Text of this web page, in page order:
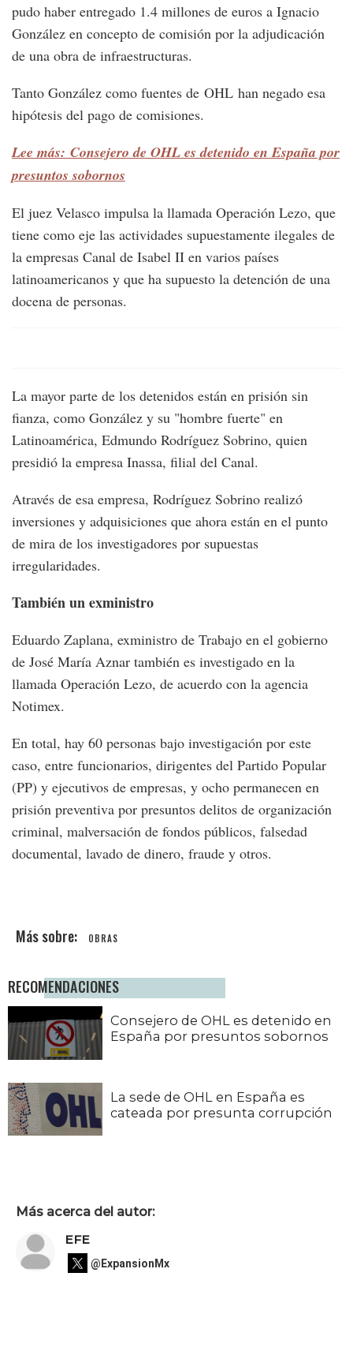
pudo haber entregado 1.4 millones de euros a Ignacio
González en concepto de comisión por la adjudicación
de una obra de infraestructuras.
Tanto González como fuentes de OHL han negado esa
hipótesis del pago de comisiones.
Lee más: Consejero de OHL es detenido en España por
presuntos sobornos
El juez Velasco impulsa la llamada Operación Lezo, que
tiene como eje las actividades supuestamente ilegales de
la empresas Canal de Isabel II en varios países
latinoamericanos y que ha supuesto la detención de una
docena de personas.
La mayor parte de los detenidos están en prisión sin
fianza, como González y su "hombre fuerte" en
Latinoamérica, Edmundo Rodríguez Sobrino, quien
presidió la empresa Inassa, filial del Canal.
Através de esa empresa, Rodríguez Sobrino realizó
inversiones y adquisiciones que ahora están en el punto
de mira de los investigadores por supuestas
irregularidades.
También un exministro
Eduardo Zaplana, exministro de Trabajo en el gobierno
de José María Aznar también es investigado en la
llamada Operación Lezo, de acuerdo con la agencia
Notimex.
En total, hay 60 personas bajo investigación por este
caso, entre funcionarios, dirigentes del Partido Popular
(PP) y ejecutivos de empresas, y ocho permanecen en
prisión preventiva por presuntos delitos de organización
criminal, malversación de fondos públicos, falsedad
documental, lavado de dinero, fraude y otros.
OBRAS
RECOMENDACIONES
Consejero de OHL es detenido en
España por presuntos sobornos
La sede de OHL en España es
cateada por presunta corrupción
Más acerca del autor:
EFE
@ExpansionMx